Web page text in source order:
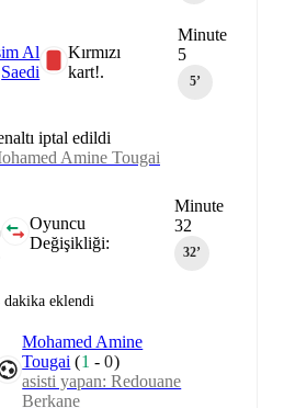
Minute
5
5‎’‎
Kırmızı
kart!.
Al
Saedi
iptal edildi
Amine Tougai
Minute
32
32‎’‎
Oyuncu
Değişikliği:
dakika eklendi
Mohamed Amine
Tougai (1 -0)
asisti yapan: Redouane
Berkane